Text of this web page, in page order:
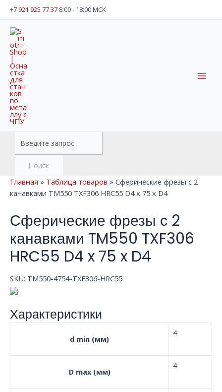
Перейти
содержимому
+7 921 925 77 37 8:00 - 18:00 МСК
товаров
Поиск
Главная » Таблица товаров » Сферические фрезы с 2
канавками TM550 TXF306 HRC55 D4 x 75 x D4
Сферические фрезы с 2
канавками TM550 TXF306
HRC55 D4 x 75 x D4
SKU: TM550-4754-TXF306-HRC55
Характеристики
d min (мм)
4
D max (мм)
4